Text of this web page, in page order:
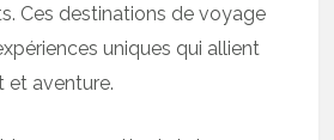
Ces destinations de voyage
uniques qui allient
et aventure.